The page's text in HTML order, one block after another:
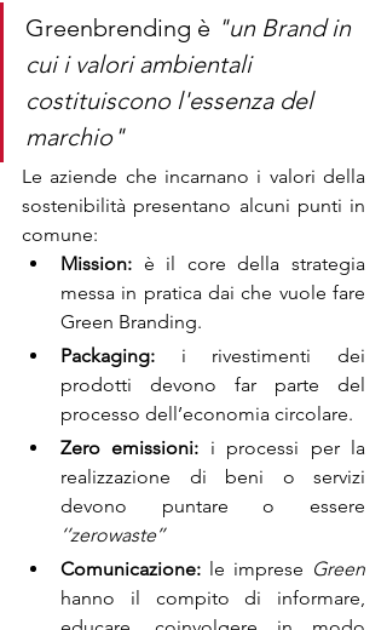
Greenbrending è "un Brand in
cui i valori ambientali
costituiscono l'essenza del
marchio"
Le aziende che incarnano i valori della
sostenibilità presentano alcuni punti in
comune:
Mission: è il core della strategia
messa in pratica dai che vuole fare
Green Branding.
Packaging: i rivestimenti dei
prodotti devono far parte del
processo dell’economia circolare.
Zero emissioni: i processi per la
realizzazione di beni o servizi
‘’zerowaste’’
Comunicazione: le imprese
hanno il compito di informare,